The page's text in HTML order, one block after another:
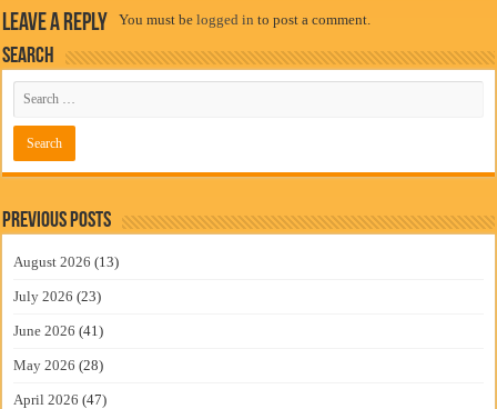
Leave a Reply You must belogged in to post a comment.
Search
Previous Posts
August 2026 (13)
July 2026 (23)
June 2026 (41)
May 2026 (28)
April 2026 (47)